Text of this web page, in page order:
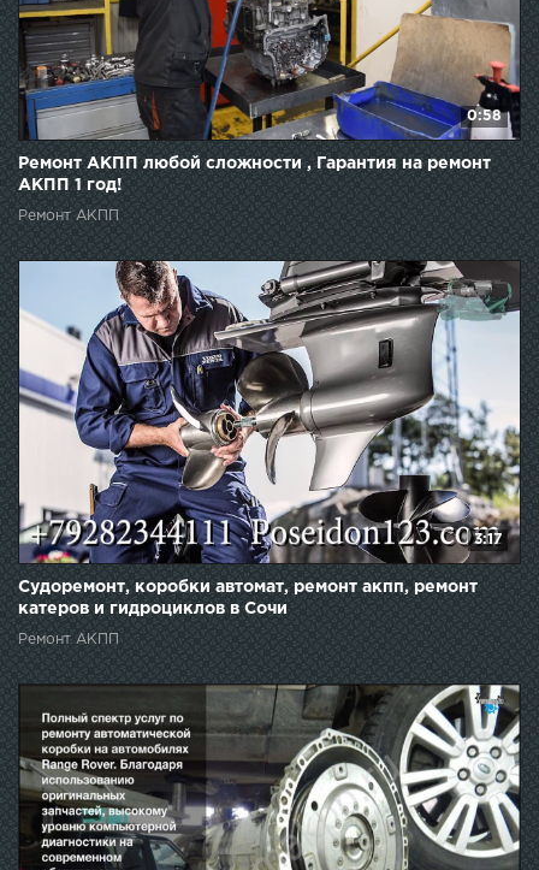
0:58
Ремонт АКПП любой сложности , Гарантия на ремонт
АКПП 1 год!
Ремонт АКПП
3:17
Судоремонт, коробки автомат, ремонт акпп, ремонт
катеров и гидроциклов в Сочи
Ремонт АКПП